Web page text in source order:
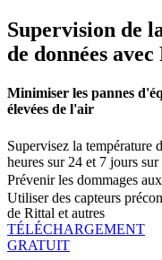
Supervision de
de données
Minimiser les pannes
élevées de l'air
Supervisez la température
heures sur 24 et 7 jours sur
Prévenir les dommages
Utiliser des capteurs
de Rittal et autres
TÉLÉCHARGEMENT
GRATUIT